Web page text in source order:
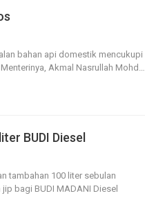
bahan api domestik mencukupi
Akmal Nasrullah Mohd…
BUDI Diesel
tambahan 100 liter sebulan
bagi BUDI MADANI Diesel